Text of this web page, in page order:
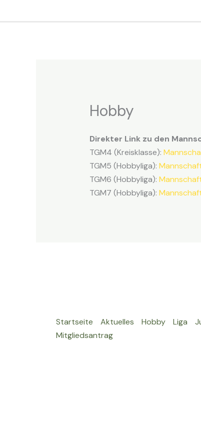
Hobby
Direkter Link zu den
TGM4 (Kreisklasse):
TGM5 (Hobbyliga):
TGM6 (Hobbyliga):
TGM7 (Hobbyliga):
Startseite Aktuelles Hobby Liga
Mitgliedsantrag